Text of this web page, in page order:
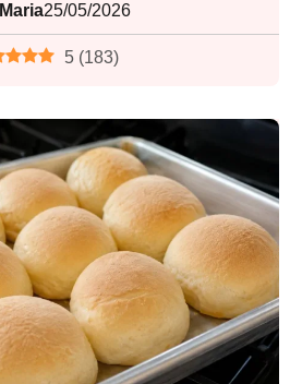
25/05/2026
5 (183)